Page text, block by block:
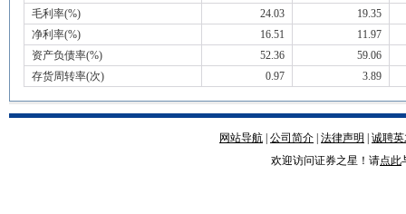
毛利率(%)
24.03
19.35
净利率(%)
16.51
11.97
资产负债率(%)
52.36
59.06
存货周转率(次)
0.97 3.89
网站导航 公司简介 法律声明
诚聘
欢迎访问证券之星！请点此